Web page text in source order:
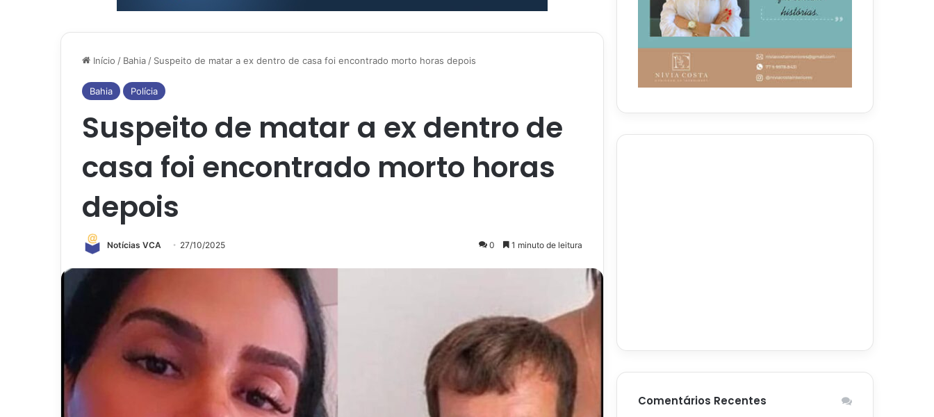
Início / Bahia / Suspeito de matar a ex dentro de casa foi encontrado morto horas depois
Bahia Polícia
Suspeito de matar a ex dentro de
casa foi encontrado morto horas
depois
Notícias VCA 27/10/2025 0 1 minuto de leitura
Comentários Recentes